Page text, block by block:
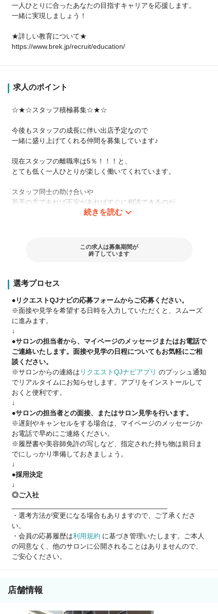
一人ひとりに合ったあなたの目指すキャリアを応援します。
一緒に実現しましょう！
★詳しい教育について★
https://www.brek.jp/recruit/education/
求人のポイント
☆★☆スタッフ積極募集☆★☆
今後もスタッフの成長に伴い出店予定なので
一緒に盛り上げてくれる仲間を募集しています♪
現在スタッフの離職率は5％！！！と、
とても低く一人ひとりが楽しく働いてくれています。
スタッフ同士の助け合いや
若手の方であれば不安があればすぐに相談できるのが
長く働ける一つの理由だと思います。
アシスタント24万円～なのでスタイリスト並みの給与です♪
お休みもありますし、練習で残業する事はありませんので安心
【お休みが多い】
す♪
産前産後休暇（98日）
育児休暇（最大12か月）
【手当や福利厚生も充実】
●通信制の学費支援制度
●社員旅行
●引っ越し費用15万円支給
【アカデミー制度】
入社してからの6ヵ月間
週3～4日はシャンプー、カラー、カットなどを実践します。
現場で活かせる技術をしっかり習得していきます。
【アカデミーってナニ？？BREKってどんな雰囲気？？】
【先輩社員の声】
各務原店 足立 澪
私はアカデミー卒業生として本当に良い経験をさせていただき
ました☆
お店とは違う設備・環境の中で、集中して練習に打ち込めるこ
とが、
何より技術習得のスピードアップに繋がったと感じています！
穂積店 伊藤 茉衣香
先輩方もやさしく仲が良く何でも相談できます♪
たわいない話で盛り上がったり、プライベートでご飯やお出か
他「スタッフ紹介ページ」でも、先輩の声を見てください。
続きを読む
この求人は募集期間が
終了しています
選考プロセス
●リクエストQJナビの応募フォームからご応募ください。
※面接や見学を希望する日時を入力していただくと、スムーズ
に進みます。
↓
●サロンの担当者から、マイページのメッセージまたはお電話で
ご連絡いたします。面接や見学の日程についてもお気軽にご相
談ください。
※サロンからの連絡は リクエストQJナビアプリ のプッシュ通知
でリアルタイムにお知らせします。アプリをインストールして
おくと便利です。
↓
●サロンの担当者との面接、またはサロン見学を行います。
※遅刻やキャンセルをする場合は、マイページのメッセージか
お電話で早めにご連絡ください。
※履歴書や美容師免許の写しなど、指定された持ち物は前日ま
でにしっかり準備しておきましょう。
↓
●採用決定
↓
◎ご入社
・選考方法が変更になる場合もありますので、ご了承くださ
い。
・会員の応募履歴は利用規約 に基づき管理いたします。ご本人
の同意なく、他のサロンに公開されることはありませんので、
ご安心ください。
店舗情報